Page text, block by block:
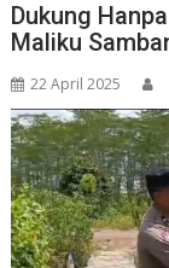
Dukung
Maliku
22 April 2025